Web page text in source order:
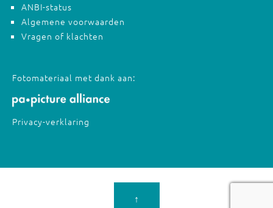
ANBI-status
Algemene voorwaarden
Vragen of klachten
Fotomateriaal met dank aan:
Privacy-verklaring
↑